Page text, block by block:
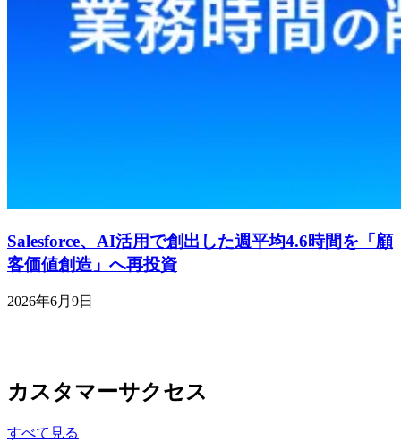
Salesforce、AI活用で創出した週平均4.6時間を「顧
客価値創造」へ再投資
2026年6月9日
カスタマーサクセス
すべて見る